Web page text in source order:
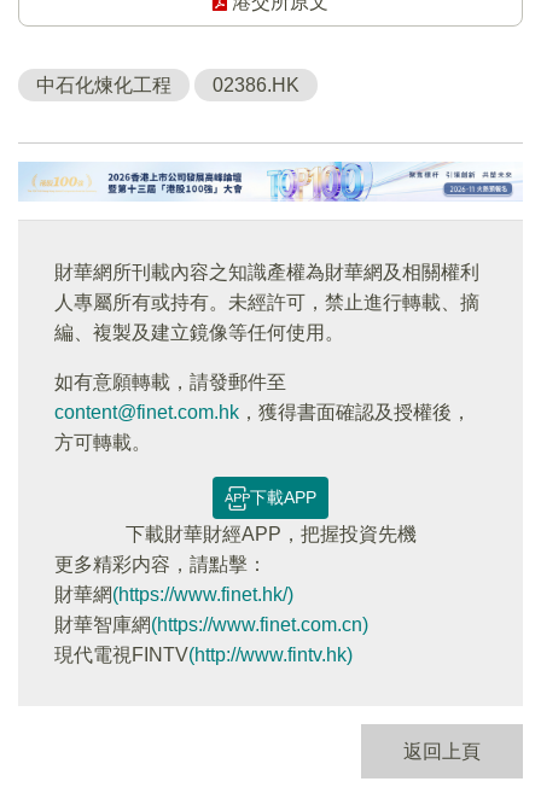
中石化煉化工程 02386.HK
財華網所刊載內容之知識產權為財華網及相關權利
人專屬所有或持有。未經許可，禁止進行轉載、摘
編、複製及建立鏡像等任何使用。
如有意願轉載，請發郵件至
content@finet.com.hk ，獲得書面確認及授權後，
方可轉載。
下載APP
下載財華財經APP，把握投資先機
更多精彩内容，請點擊：
財華網(https://www.finet.hk/)
財華智庫網(https://www.finet.com.cn)
現代電視FINTV(http://www.fintv.hk)
返回上頁